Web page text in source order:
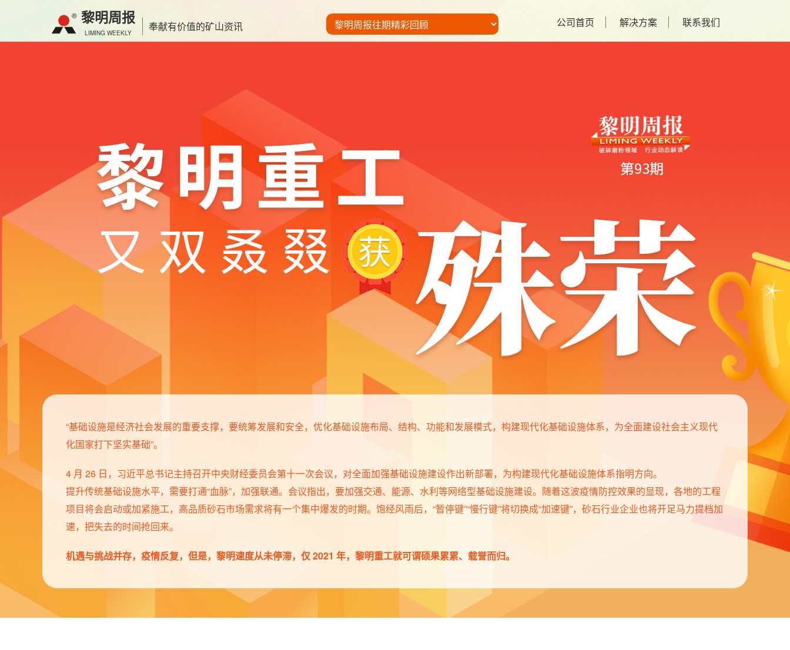
黎明周报
LIMING WEEKLY 奉献有价值的矿山资讯 公司首页 解决方案 联系我们
“基础设施是经济社会发展的重要支撑，要统筹发展和安全，优化基础设施布局、结构、功能和发展模式，构建现代化基础设施体系，为全面建设社会主义现代
化国家打下坚实基础”。
4 月 26 日，习近平总书记主持召开中央财经委员会第十一次会议，对全面加强基础设施建设作出新部署，为构建现代化基础设施体系指明方向。
提升传统基础设施水平，需要打通“血脉”，加强联通。会议指出，要加强交通、能源、水利等网络型基础设施建设。随着这波疫情防控效果的显现，各地的工程
项目将会启动或加紧施工，高品质砂石市场需求将有一个集中爆发的时期。饱经风雨后，“暂停键”“慢行键”将切换成“加速键”，砂石行业企业也将开足马力提档加
速，把失去的时间抢回来。
机遇与挑战并存，疫情反复，但是，黎明速度从未停滞，仅 2021 年，黎明重工就可谓硕果累累、载誉而归。